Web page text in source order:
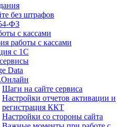
без штрафов
ФЗ
с кассами
работы с кассами
с 1С
Data
Шаги на сайте сервиса
Настройки отчетов активации и
регистрация ККТ
Настройки со стороны сайта